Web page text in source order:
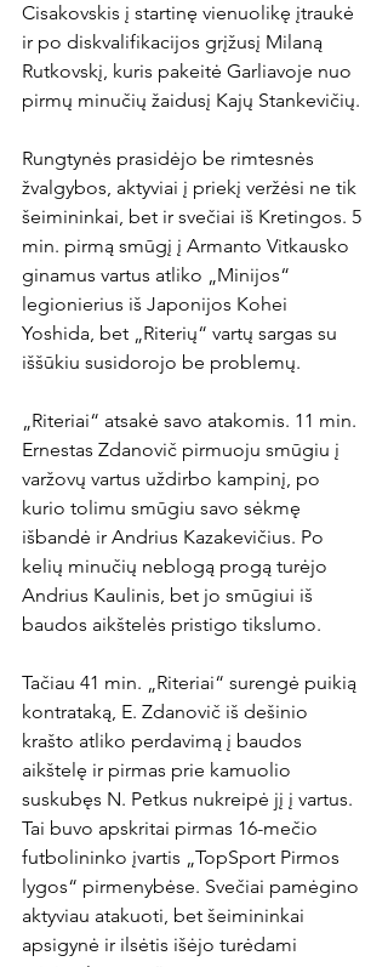
Cisakovskis į startinę vienuolikę įtraukė
ir po diskvalifikacijos grįžusį Milaną
Rutkovskį, kuris pakeitė Garliavoje nuo
pirmų minučių žaidusį Kajų Stankevičių.
Rungtynės prasidėjo be rimtesnės
žvalgybos, aktyviai į priekį veržėsi ne tik
šeimininkai, bet ir svečiai iš Kretingos. 5
min. pirmą smūgį į Armanto Vitkausko
ginamus vartus atliko „Minijos“
legionierius iš Japonijos Kohei
Yoshida, bet „Riterių“ vartų sargas su
iššūkiu susidorojo be problemų.
„Riteriai“ atsakė savo atakomis. 11 min.
Ernestas Zdanovič pirmuoju smūgiu į
varžovų vartus uždirbo kampinį, po
kurio tolimu smūgiu savo sėkmę
išbandė ir Andrius Kazakevičius. Po
kelių minučių neblogą progą turėjo
Andrius Kaulinis, bet jo smūgiui iš
baudos aikštelės pristigo tikslumo.
Tačiau 41 min. „Riteriai“ surengė puikią
kontrataką, E. Zdanovič iš dešinio
krašto atliko perdavimą į baudos
aikštelę ir pirmas prie kamuolio
suskubęs N. Petkus nukreipė jį į vartus.
Tai buvo apskritai pirmas 16-mečio
futbolininko įvartis „TopSport Pirmos
lygos“ pirmenybėse. Svečiai pamėgino
aktyviau atakuoti, bet šeimininkai
apsigynė ir ilsėtis išėjo turėdami